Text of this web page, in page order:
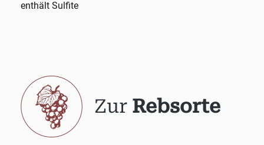
enthält Sulfite
Zur Rebsorte